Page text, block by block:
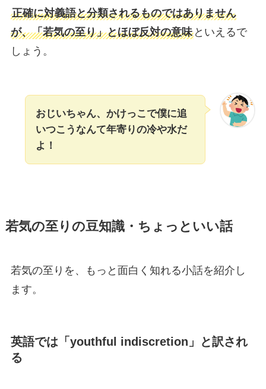
正確に対義語と分類されるものではありません
が、「若気の至り」とほぼ反対の意味といえるで
しょう。
おじいちゃん、かけっこで僕に追
いつこうなんて年寄りの冷や水だ
よ！
若気の至りの豆知識・ちょっといい話
若気の至りを、もっと面白く知れる小話を紹介し
ます。
英語では「youthful indiscretion」と訳され
る